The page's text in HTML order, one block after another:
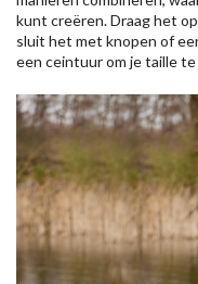
kunt creëren. Draag het
sluit het met knopen of
een ceintuur om je taille